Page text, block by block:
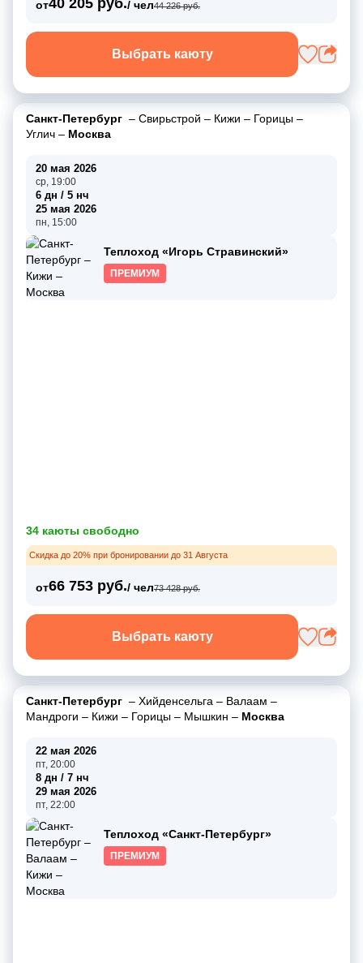
от / чел44 226 руб.
Выбрать каюту
Санкт-Петербург – Свирьстрой – Кижи – Горицы –
Углич – Москва
20 мая 2026
ср, 19:00
6 дн / 5 нч
25 мая 2026
пн, 15:00
Теплоход «Игорь Стравинский»
ПРЕМИУМ
34 каюты свободно
Скидка до 20% при бронировании до 31 Августа
от66 753 руб./ чел73 428 руб.
Выбрать каюту
Санкт-Петербург – Хийденсельга – Валаам –
Мандроги – Кижи – Горицы – Мышкин – Москва
22 мая 2026
пт, 20:00
8 дн / 7 нч
29 мая 2026
пт, 22:00
Теплоход «Санкт-Петербург»
ПРЕМИУМ